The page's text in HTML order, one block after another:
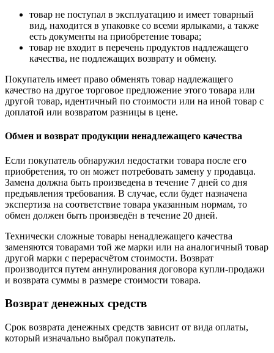
товар не поступал в эксплуатацию и имеет товарный
вид, находится в упаковке со всеми ярлыками, а также
есть документы на приобретение товара;
товар не входит в перечень продуктов надлежащего
качества, не подлежащих возврату и обмену.
Покупатель имеет право обменять товар надлежащего
качество на другое торговое предложение этого товара или
другой товар, идентичный по стоимости или на иной товар с
доплатой или возвратом разницы в цене.
Обмен и возврат продукции ненадлежащего качества
Если покупатель обнаружил недостатки товара после его
приобретения, то он может потребовать замену у продавца.
Замена должна быть произведена в течение 7 дней со дня
предъявления требования. В случае, если будет назначена
экспертиза на соответствие товара указанным нормам, то
обмен должен быть произведён в течение 20 дней.
Технически сложные товары ненадлежащего качества
заменяются товарами той же марки или на аналогичный товар
другой марки с перерасчётом стоимости. Возврат
производится путем аннулирования договора купли-продажи
и возврата суммы в размере стоимости товара.
Возврат денежных средств
Срок возврата денежных средств зависит от вида оплаты,
который изначально выбрал покупатель.